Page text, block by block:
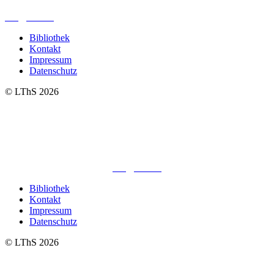
Bibliothek
Kontakt
Impressum
Datenschutz
© LThS 2026
Bibliothek
Kontakt
Impressum
Datenschutz
© LThS 2026